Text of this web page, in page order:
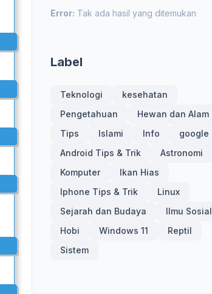
Error: Tak ada hasil yang ditemukan
Label
Teknologi
kesehatan
Pengetahuan
Hewan dan Alam
Tips
Islami Info
google
Android Tips & Trik
Astronomi
Komputer
Ikan Hias
Iphone Tips & Trik
Linux
Sejarah dan Budaya
Ilmu Sosial
Hobi
Windows 11
Reptil
Sistem